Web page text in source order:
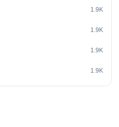
1.9K
1.9K
1.9K
1.9K